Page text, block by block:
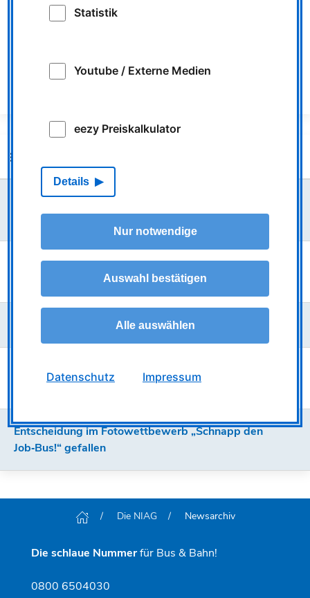
ÄLTERE MELDUNG NEUERE MELDUNG
Größere Baustellen mit Auswirkungen auf den
Linienverkehr
Fahrplanwechsel bei NIAG und LOOK zum 14. Juni
VRR-Tarifreform: Stufe 2 ab dem 1. Juni 2026
Busverkehr in Moers: Angepasste Fahrpläne wegen
einer Großbaustelle auf der Rheinberger Straße
Entscheidung im Fotowettbewerb „Schnapp den
Job‑Bus!“ gefallen
Die NIAG Newsarchiv
Die schlaue Nummerfür Bus & Bahn!
0800 6504030
Statistik
Youtube / Externe Medien
eezy Preiskalkulator
Details
Nur notwendige
Auswahl bestätigen
Alle auswählen
Datenschutz Impressum